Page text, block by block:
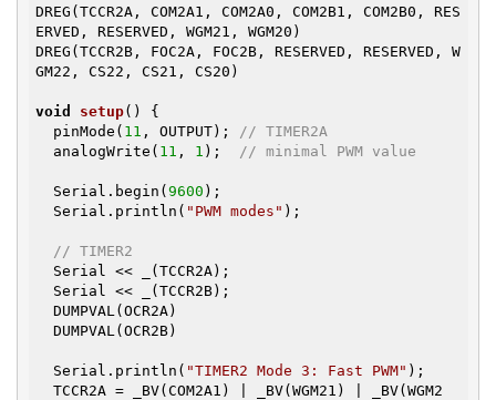
DREG(TCCR2A, COM2A1, COM2A0, COM2B1, COM2B0, RES
ERVED, RESERVED, WGM21, WGM20)
DREG(TCCR2B, FOC2A, FOC2B, RESERVED, RESERVED, W
GM22, CS22, CS21, CS20)
void setup()
{
  pinMode(
11 , OUTPUT);
// TIMER2A
  analogWrite(
11 , 1 ); // minimal PWM value
  Serial.begin(
9600 );
  Serial.println(
"PWM modes" );
// TIMER2
  Serial.println(
"TIMER2 Mode 3: Fast PWM" );